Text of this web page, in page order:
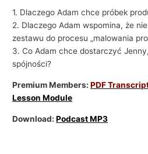
1. Dlaczego Adam chce próbek
2. Dlaczego Adam wspomina, że
zestawu do procesu „malowania
3. Co Adam chce dostarczyć
spójności?
Premium Members:PDF
Lesson Module
Download:Podcast MP3